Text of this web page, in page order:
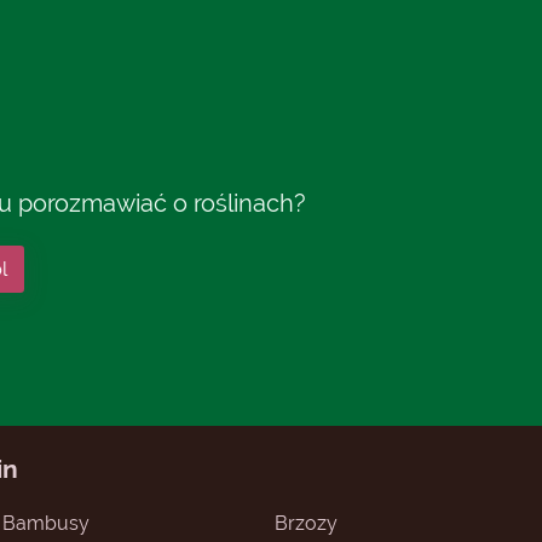
porozmawiać o roślinach?
Bambusy Brzozy